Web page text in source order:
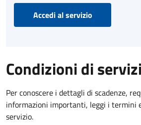
Accedi al servizio
Condizioni di
Per conoscere i dettagli di scadenze,
informazioni importanti, leggi i termini
servizio.